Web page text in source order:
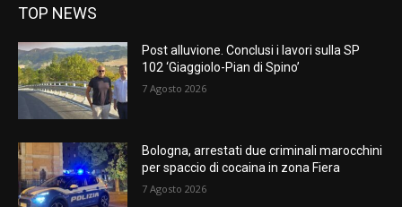
TOP NEWS
Post alluvione. Conclusi i lavori sulla SP
102 ‘Giaggiolo-Pian di Spino’
7 Agosto 2026
Bologna, arrestati due criminali marocchini
per spaccio di cocaina in zona Fiera
7 Agosto 2026